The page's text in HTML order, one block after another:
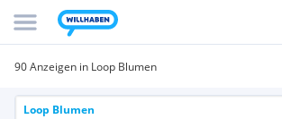
90 Anzeigen in Loop Blumen